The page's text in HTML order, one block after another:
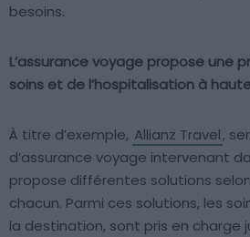
besoins.
L’assurance voyage propose une
soins et de l’hospitalisation à
À titre d’exemple, Allianz Travel,
d’assurance voyage intervenant
propose différentes solutions
chacun. Parmi ces solutions, les
la destination, sont pris en charge